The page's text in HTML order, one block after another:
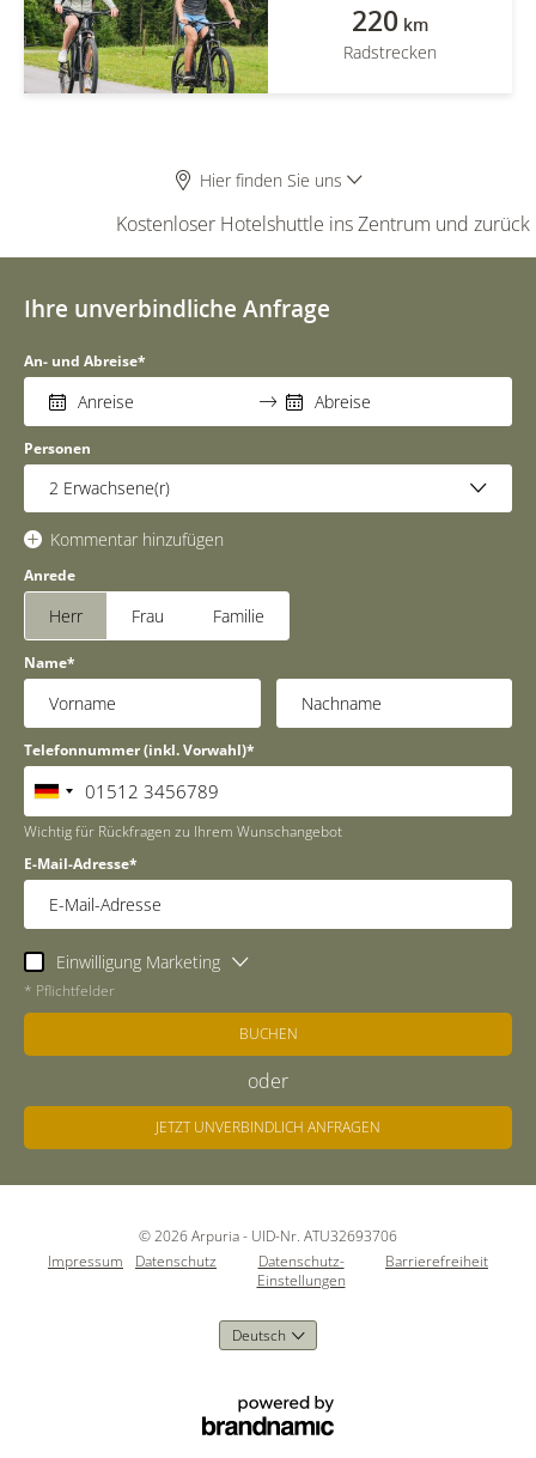
220 km
Radstrecken
Hier finden Sie uns
Kostenloser Hotelshuttle ins Zentrum und zurück
Ihre unverbindliche Anfrage
An- und Abreise
Personen
2 Erwachsene(r)
Kommentar hinzufügen
Anrede
Herr Frau Familie
Name
Telefonnummer (inkl. Vorwahl)
Wichtig für Rückfragen zu Ihrem Wunschangebot
E-Mail-Adresse
Einwilligung Marketing
* Pflichtfelder
BUCHEN
oder
JETZT UNVERBINDLICH ANFRAGEN
© 2026 Arpuria- UID-Nr. ATU32693706
Impressum
Datenschutz
Datenschutz-
Einstellungen
Barrierefreiheit